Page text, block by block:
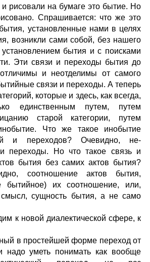
и рисовали на бумаге это бытие. Но
Спрашивается: что же это
установленные нами в целях
возникли сами собой, без нашего
бытия и с поисками
Эти связи и переходы бытия до
и неотделимы от самого
связи и переходы. А теперь
которые и здесь, как всегда,
единственным путем, путем
старой категории, путем
Что же такое инобытие
и переходов? Очевидно, не-
переходы. Но что такое связь и
бытия без самих актов бытия?
соотношение актов бытия,
их соотношение, или,
смысл, сущность бытия, а не само
к новой диалектической сфере, к
в простейшей форме переход от
надо уметь понимать как вообще